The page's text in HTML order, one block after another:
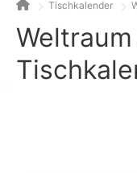
Tischkalender